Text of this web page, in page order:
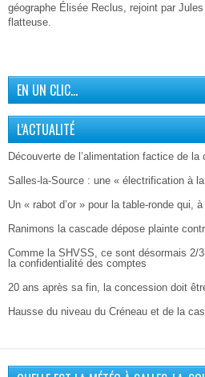
géographe Élisée Reclus, rejoint par
flatteuse.
EN UN CLIC…
L’ACTUALITÉ
Découverte de l’alimentation factice de la
Salles-la-Source : une « électrification à
Un « rabot d’or » pour la table-ronde qui,
Ranimons la cascade dépose plainte
Comme la SHVSS, ce sont désormais 2/
la confidentialité des comptes
20 ans après sa fin, la concession doit
Hausse du niveau du Créneau et de la